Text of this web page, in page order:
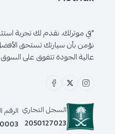
"في موترلك، نقدم لك تجربة
نؤمن بأن سيارتك تستحق
عالية الجودة تتفوق على
السجل التجاري
2050127023
الرقم